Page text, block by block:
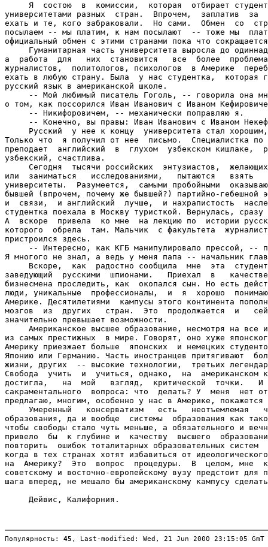
Я  состою  в  комиссии,  которая  отбирает
университетами разных  стран.  Впрочем,  заплатив  за
ехать и те, кого забраковали.  Но сами.  Обмен  со
посылаем -- мы платим, к нам посылают  -- тоже мы
официальный обмен с этими странами пока что
Гуманитарная часть университета выросла до
а  работа  для   них  становится   все  более
журналистов,  политологов, психологов  в Америке
ехать в любую страну. Была  у нас студентка,  которая
русский язык в американской школе.
-- Мой любимый писатель Гоголь, -- говорила она
о том, как поссорился Иван Иванович с Иваном
     -- Никифоровичем, -- механически поправляю я.
-- Конечно, вы правы: Иван Иванович с Иваном
Русский  у нее к концу  университета стал
Только что  я получил от нее  письмо.  Специалистка
преподает  английский  в  глухом  узбекском кишлаке,
узбекский, счастлива.
Сегодня  тысячи российских  энтузиастов,
или  заниматься   исследованиями,   пытаются   взять
университеты.  Разумеется,  самыми пробойными
бывшей (впрочем, почему же бывшей?) партийно-
и  связи,  и английский  лучше,  и нахрапистость
студентка поехала в Москву туристкой. Вернулась,
А  вскоре  привела  ко мне  на лекцию по  истории
которого  обрела  там. Мальчик  с факультета
пристроился здесь.
-- Интересно, как КГБ манипулировало прессой, --
Я многого не знал, а ведь у меня папа -- начальник
Вскоре,  как  радостно сообщила  мне  эта
заведующий  русскими  шпионами.   Приехал  в
бизнесмена проследить, как  окопался сын. Но есть
люди, уникальные  профессионалы,  и  я  хорошо
Америке. Десятилетиями  кампусы этого континента
мозгов  из  других   стран.  Это  продолжается  и
значительно превышает возможности.
Американское высшее образование, несмотря на все
из самых престижных  в мире. Говорят, оно хуже
Америку приезжает больше  японских  и немецких
Японию или Германию. Часть иностранцев притягивают
жизни, других  -- высокие технологии,  третьих
Свобода  учить  и  учиться, однако,  на  американском
достигла,   на  мой   взгляд,  критической  точки.
сакраментального  вопроса: что  делать? У  меня  нет
предлагаю, многим, особенно у нас в Америке, покажется
Умеренный   консерватизм   есть   неотъемлемая
образования, да и вообще  системы  образования как
чтобы свободы стало чуть меньше, а обязательного и
привело  бы  к глубине и  качеству  высшего
повторить  ошибок тоталитарных образовательных
когда в тех странах хотят избавиться от
на  Америку?  Это  вопрос  процедуры.  В  целом, мне
советскому и восточно-европейскому вузу предстоит для
шага вперед, не мешало бы американскому кампусу
     Дейвис, Калифорния.
Популярность: 45